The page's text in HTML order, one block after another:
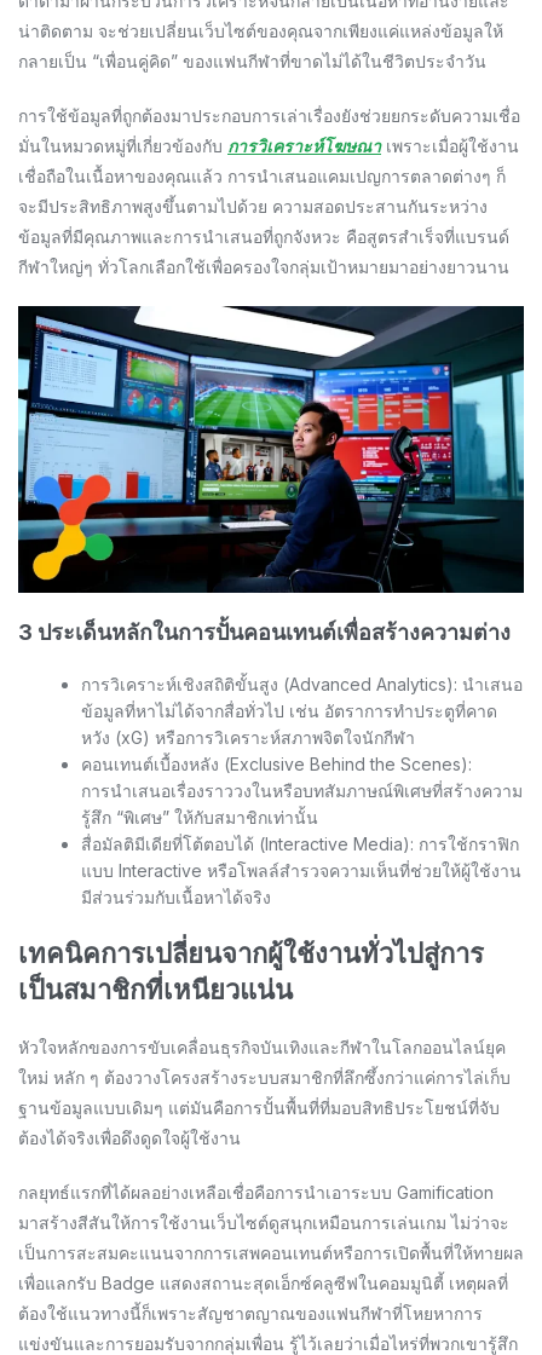
น่าติดตาม จะช่วยเปลี่ยนเว็บไซต์ของคุณจากเพียงแค่แหล่งข้อมูลให้
กลายเป็น “เพื่อนคู่คิด” ของแฟนกีฬาที่ขาดไม่ได้ในชีวิตประจำวัน
การใช้ข้อมูลที่ถูกต้องมาประกอบการเล่าเรื่องยังช่วยยกระดับความเชื่อ
มั่นในหมวดหมู่ที่เกี่ยวข้องกับ การวิเคราะห์โฆษณาเพราะเมื่อผู้ใช้งาน
เชื่อถือในเนื้อหาของคุณแล้ว การนำเสนอแคมเปญการตลาดต่างๆ ก็
จะมีประสิทธิภาพสูงขึ้นตามไปด้วย ความสอดประสานกันระหว่าง
ข้อมูลที่มีคุณภาพและการนำเสนอที่ถูกจังหวะ คือสูตรสำเร็จที่แบรนด์
กีฬาใหญ่ๆ ทั่วโลกเลือกใช้เพื่อครองใจกลุ่มเป้าหมายมาอย่างยาวนาน
3 ประเด็นหลักในการปั้นคอนเทนต์เพื่อสร้างความต่าง
การวิเคราะห์เชิงสถิติขั้นสูง (Advanced Analytics): นำเสนอ
ข้อมูลที่หาไม่ได้จากสื่อทั่วไป เช่น อัตราการทำประตูที่คาด
หวัง (xG) หรือการวิเคราะห์สภาพจิตใจนักกีฬา
คอนเทนต์เบื้องหลัง (Exclusive Behind the Scenes):
การนำเสนอเรื่องราววงในหรือบทสัมภาษณ์พิเศษที่สร้างความ
รู้สึก “พิเศษ” ให้กับสมาชิกเท่านั้น
สื่อมัลติมีเดียที่โต้ตอบได้ (Interactive Media): การใช้กราฟิก
แบบ Interactive หรือโพลล์สำรวจความเห็นที่ช่วยให้ผู้ใช้งาน
มีส่วนร่วมกับเนื้อหาได้จริง
เทคนิคการเปลี่ยนจากผู้ใช้งานทั่วไปสู่การ
เป็นสมาชิกที่เหนียวแน่น
หัวใจหลักของการขับเคลื่อนธุรกิจบันเทิงและกีฬาในโลกออนไลน์ยุค
ใหม่ หลัก ๆ ต้องวางโครงสร้างระบบสมาชิกที่ลึกซึ้งกว่าแค่การไล่เก็บ
ฐานข้อมูลแบบเดิมๆ แต่มันคือการปั้นพื้นที่ที่มอบสิทธิประโยชน์ที่จับ
ต้องได้จริงเพื่อดึงดูดใจผู้ใช้งาน
กลยุทธ์แรกที่ได้ผลอย่างเหลือเชื่อคือการนำเอาระบบ Gamification
มาสร้างสีสันให้การใช้งานเว็บไซต์ดูสนุกเหมือนการเล่นเกม ไม่ว่าจะ
เป็นการสะสมคะแนนจากการเสพคอนเทนต์หรือการเปิดพื้นที่ให้ทายผล
เพื่อแลกรับ Badge แสดงสถานะสุดเอ็กซ์คลูซีฟในคอมมูนิตี้ เหตุผลที่
ต้องใช้แนวทางนี้ก็เพราะสัญชาตญาณของแฟนกีฬาที่โหยหาการ
แข่งขันและการยอมรับจากกลุ่มเพื่อน รู้ไว้เลยว่าเมื่อไหร่ที่พวกเขารู้สึก